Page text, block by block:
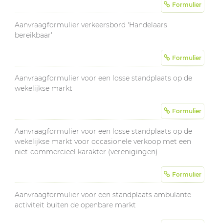
Formulier
Aanvraagformulier verkeersbord 'Handelaars
bereikbaar'
Formulier
Aanvraagformulier voor een losse standplaats op de
wekelijkse markt
Formulier
Aanvraagformulier voor een losse standplaats op de
wekelijkse markt voor occasionele verkoop met een
niet-commercieel karakter (verenigingen)
Formulier
Aanvraagformulier voor een standplaats ambulante
activiteit buiten de openbare markt